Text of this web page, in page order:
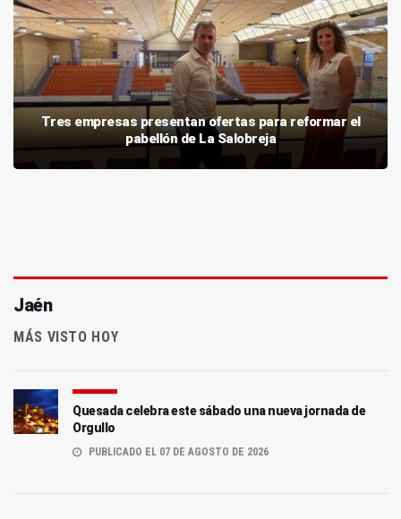
Tres empresas presentan ofertas para reformar el
pabellón de La Salobreja
Jaén
MÁS VISTO HOY
Quesada celebra este sábado una nueva jornada de
Orgullo
PUBLICADO EL 07 DE AGOSTO DE 2026